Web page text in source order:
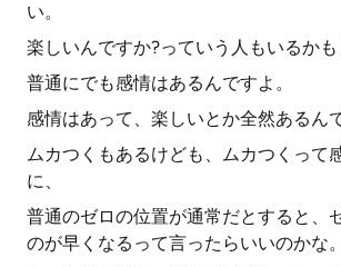
い。
楽しいんですか?っていう人もいるかも
普通にでも感情はあるんですよ。
感情はあって、楽しいとか全然あるん
ムカつくもあるけども、ムカつくって
に、
普通のゼロの位置が通常だとすると、
のが早くなるって言ったらいいのかな。